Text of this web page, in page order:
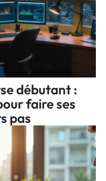
débutant :
faire ses
pas